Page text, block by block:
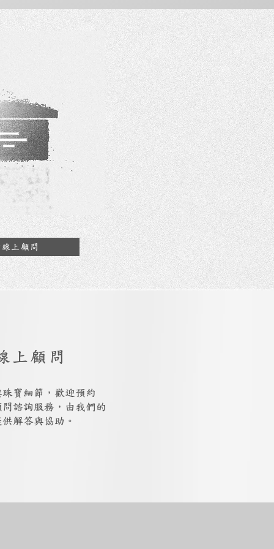
上顧問
上顧問
寶細節，歡迎預約
諮詢服務，由我們的
解答與協助。